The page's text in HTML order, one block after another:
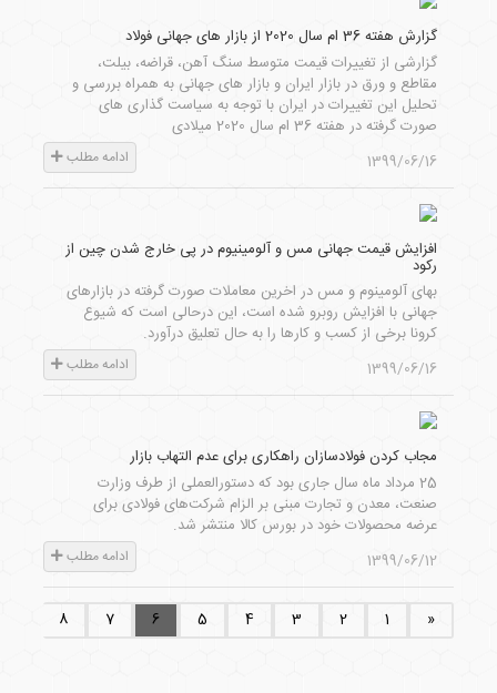
گزارش هفته 36 ام سال 2020 از بازار های جهانی فولاد
گزارشی از تغییرات قیمت متوسط سنگ آهن، قراضه، بیلت،
مقاطع و ورق در بازار ایران و بازار های جهانی به همراه بررسی و
تحلیل این تغییرات در ایران با توجه به سیاست گذاری های
صورت گرفته در هفته 36 ام سال 2020 میلادی
1399/06/16
ادامه مطلب
افزایش قیمت جهانی مس و آلومینیوم در پی خارج شدن چین از
رکود
بهای آلومینوم و مس در اخرین معاملات صورت گرفته در بازارهای
جهانی با افزایش روبرو شده است، این درحالی است که شیوع
کرونا برخی از کسب و کارها را به حال تعلیق درآورد.
1399/06/16
ادامه مطلب
مجاب کردن فولادسازان راهکاری برای عدم التهاب بازار
25 مرداد ماه سال جاری بود که دستورالعملی از طرف وزارت
صنعت، معدن و تجارت مبنی بر الزام شرکت‌های فولادی برای
عرضه محصولات خود در بورس کالا منتشر شد.
1399/06/12
ادامه مطلب
«
1
2
3
4
5
6
7
8